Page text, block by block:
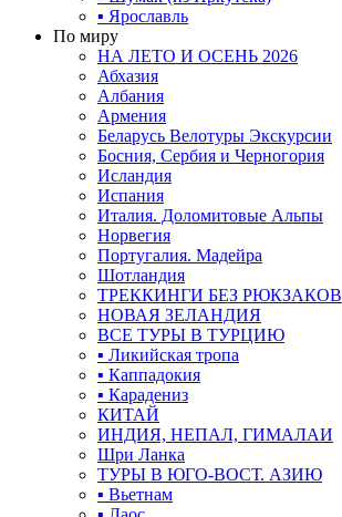
▪ Ярославль
По миру
НА ЛЕТО И ОСЕНЬ 2026
Абхазия
Албания
Армения
Беларусь Велотуры Экскурсии
Босния, Сербия и Черногория
Исландия
Испания
Италия. Доломитовые Альпы
Норвегия
Португалия. Мадейра
Шотландия
ТРЕККИНГИ БЕЗ РЮКЗАКОВ
НОВАЯ ЗЕЛАНДИЯ
ВСЕ ТУРЫ В ТУРЦИЮ
▪ Ликийская тропа
▪ Каппадокия
▪ Карадениз
КИТАЙ
ИНДИЯ, НЕПАЛ, ГИМАЛАИ
Шри Ланка
ТУРЫ В ЮГО-ВОСТ. АЗИЮ
▪ Вьетнам